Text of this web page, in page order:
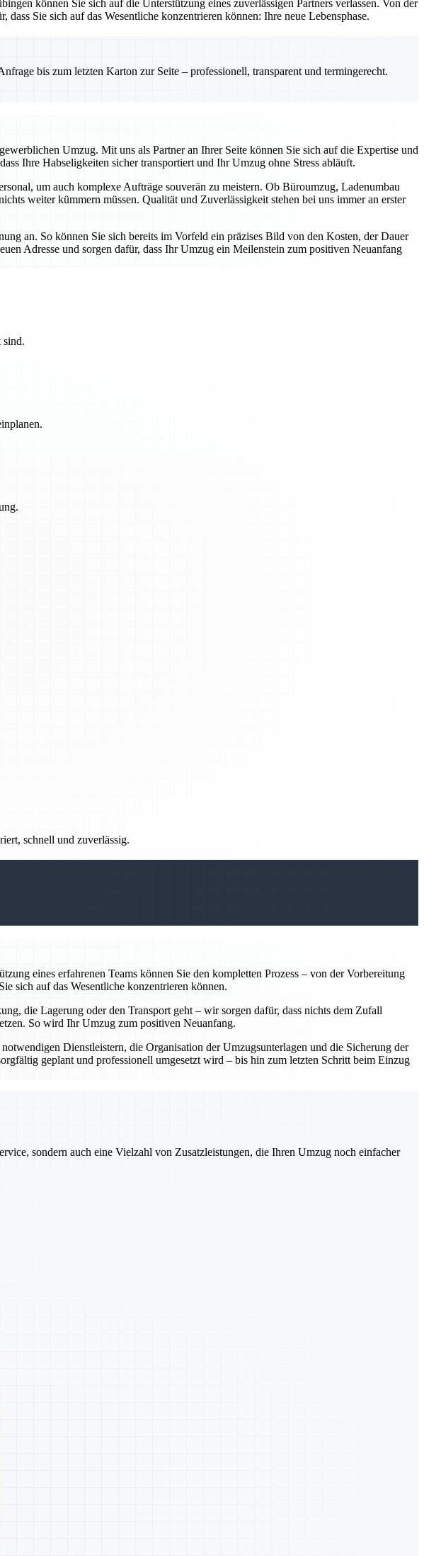
können Sie sich auf die Unterstützung eines zuverlässigen Partners verlassen. Von der
Sie sich auf das Wesentliche konzentrieren können: Ihre neue Lebensphase.
bis zum letzten Karton zur Seite – professionell, transparent und termingerecht.
Umzug. Mit uns als Partner an Ihrer Seite können Sie sich auf die Expertise und
Ihre Habseligkeiten sicher transportiert und Ihr Umzug ohne Stress abläuft.
um auch komplexe Aufträge souverän zu meistern. Ob Büroumzug, Ladenumbau
weiter kümmern müssen. Qualität und Zuverlässigkeit stehen bei uns immer an erster
an. So können Sie sich bereits im Vorfeld ein präzises Bild von den Kosten, der Dauer
Adresse und sorgen dafür, dass Ihr Umzug ein Meilenstein zum positiven Neuanfang
sind.
schnell und zuverlässig.
eines erfahrenen Teams können Sie den kompletten Prozess – von der Vorbereitung
sich auf das Wesentliche konzentrieren können.
die Lagerung oder den Transport geht – wir sorgen dafür, dass nichts dem Zufall
So wird Ihr Umzug zum positiven Neuanfang.
Dienstleistern, die Organisation der Umzugsunterlagen und die Sicherung der
geplant und professionell umgesetzt wird – bis hin zum letzten Schritt beim Einzug
sondern auch eine Vielzahl von Zusatzleistungen, die Ihren Umzug noch einfacher